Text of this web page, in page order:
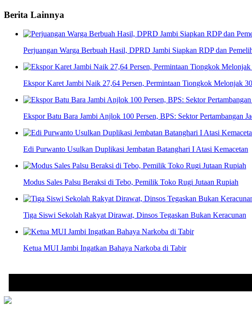
Berita Lainnya
Perjuangan Warga Berbuah Hasil, DPRD Jambi Siapkan RDP dan
Ekspor Karet Jambi Naik 27,64 Persen, Permintaan Tiongkok Melonjak
Ekspor Batu Bara Jambi Anjlok 100 Persen, BPS: Sektor Pertambangan
Edi Purwanto Usulkan Duplikasi Jembatan Batanghari I Atasi Kemacetan
Modus Sales Palsu Beraksi di Tebo, Pemilik Toko Rugi Jutaan Rupiah
Tiga Siswi Sekolah Rakyat Dirawat, Dinsos Tegaskan Bukan Keracunan
Ketua MUI Jambi Ingatkan Bahaya Narkoba di Tabir